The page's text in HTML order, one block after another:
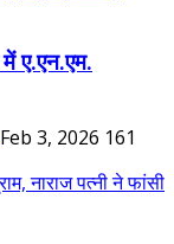
ए.एन.एम.
Feb 3, 2026 161